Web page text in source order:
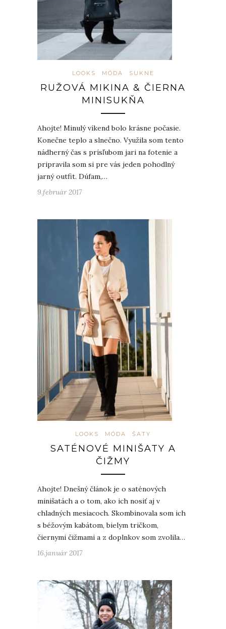
LOOKS MÓDA SUKNE
RUŽOVÁ MIKINA & ČIERNA
MINISUKŇA
Ahojte! Minulý víkend bolo krásne počasie.
Konečne teplo a slnečno. Využila som tento
nádherný čas s prísľubom jari na fotenie a
pripravila som si pre vás jeden pohodlný
jarný outfit. Dúfam,…
9.február 2017
LOOKS MÓDA ŠATY
SATÉNOVÉ MINIŠATY A
ČIŽMY
Ahojte! Dnešný článok je o saténových
minišatách a o tom, ako ich nosiť aj v
chladných mesiacoch. Skombinovala som ich
s béžovým kabátom, bielym tričkom,
čiernymi čižmami a z doplnkov som zvolila…
16.január 2017